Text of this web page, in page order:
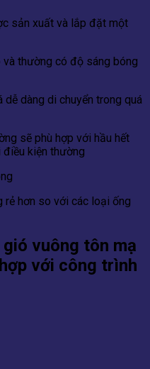
sản xuất và lắp đặt một
thường có độ sáng bóng
dàng di chuyển trong quá
sẽ phù hợp với hầu hết
kiện thường
rẻ hơn so với các loại ống
vuông tôn mạ
với công trình